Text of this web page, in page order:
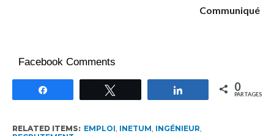
Communiqué
Facebook Comments
Partagez 0
PARTAGES
RELATED ITEMS: EMPLOI, INETUM, INGÉNIEUR,